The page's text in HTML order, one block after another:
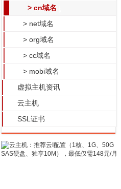
> cn域名
> net域名
> org域名
> cc域名
> mobi域名
虚拟主机资讯
云主机
SSL证书